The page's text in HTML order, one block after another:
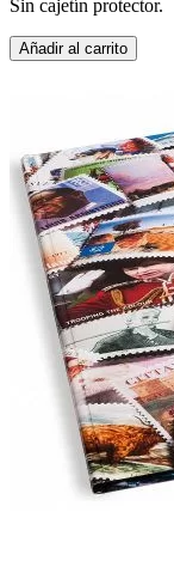
Sin cajetín protector.
Añadir al carrito